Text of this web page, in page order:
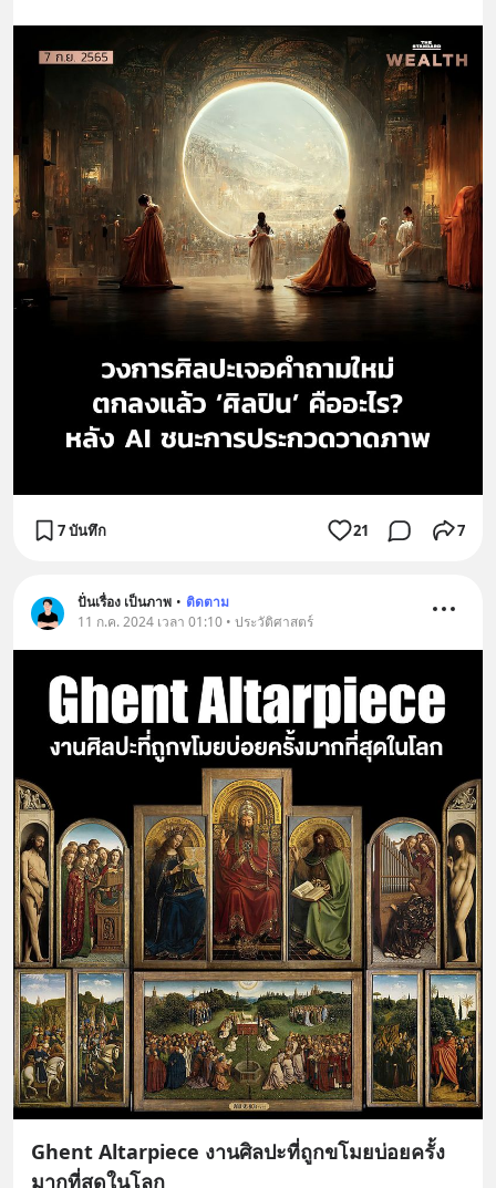
7 บันทึก 21 7
ปั่นเรื่อง เป็นภาพ • ติดตาม
11 ก.ค. 2024 เวลา 01:10 • ประวัติศาสตร์
Ghent Altarpiece งานศิลปะที่ถูกขโมยบ่อยครั้ง
มากที่สุดในโลก